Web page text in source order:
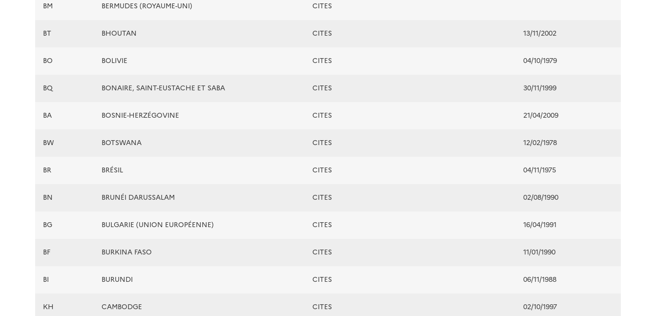
BM BERMUDES (ROYAUME-UNI) CITES
BT BHOUTAN CITES 13/11/2002
BO BOLIVIE CITES 04/10/1979
BQ BONAIRE, SAINT-EUSTACHE ET SABA CITES 30/11/1999
BA BOSNIE-HERZÉGOVINE CITES 21/04/2009
BW BOTSWANA CITES 12/02/1978
BR BRÉSIL CITES 04/11/1975
BN BRUNÉI DARUSSALAM CITES 02/08/1990
BG BULGARIE (UNION EUROPÉENNE) CITES 16/04/1991
BF BURKINA FASO CITES 11/01/1990
BI BURUNDI CITES 06/11/1988
KH CAMBODGE CITES 02/10/1997